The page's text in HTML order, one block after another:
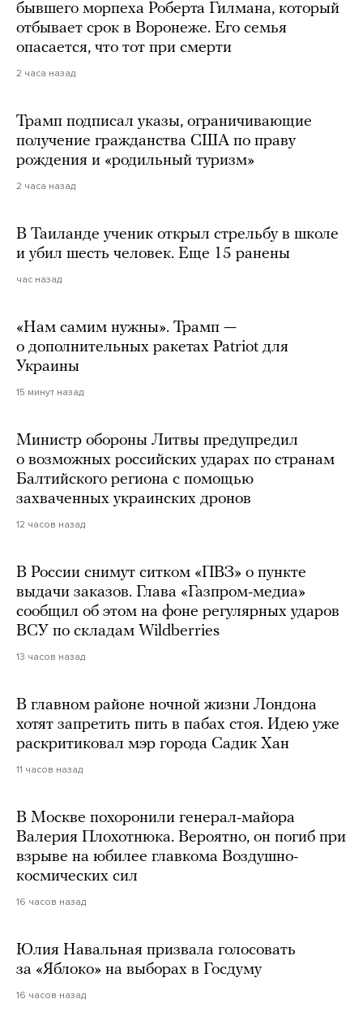
бывшего морпеха Роберта Гилмана, который
отбывает срок в Воронеже. Его семья
опасается, что тот при смерти
2 часа назад
Трамп подписал указы, ограничивающие
получение гражданства США по праву
рождения и «родильный туризм»
2 часа назад
В Таиланде ученик открыл стрельбу в школе
и убил шесть человек. Еще 15 ранены
час назад
«Нам самим нужны». Трамп —
о дополнительных ракетах Patriot для
Украины
15 минут назад
Министр обороны Литвы предупредил
о возможных российских ударах по странам
Балтийского региона с помощью
захваченных украинских дронов
12 часов назад
В России снимут ситком «ПВЗ» о пункте
выдачи заказов. Глава «Газпром-медиа»
сообщил об этом на фоне регулярных ударов
ВСУ по складам Wildberries
13 часов назад
В главном районе ночной жизни Лондона
хотят запретить пить в пабах стоя. Идею уже
раскритиковал мэр города Садик Хан
11 часов назад
В Москве похоронили генерал-майора
Валерия Плохотнюка. Вероятно, он погиб при
взрыве на юбилее главкома Воздушно-
космических сил
16 часов назад
Юлия Навальная призвала голосовать
за «Яблоко» на выборах в Госдуму
16 часов назад